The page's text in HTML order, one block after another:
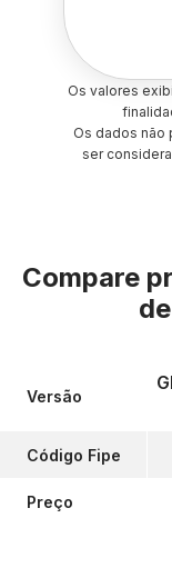
Os valores
Os dados não
ser
Compare
de
Versão
Código Fipe
Preço